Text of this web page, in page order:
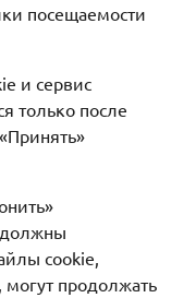
посещаемости
и сервис
только после
cookie,
продолжать